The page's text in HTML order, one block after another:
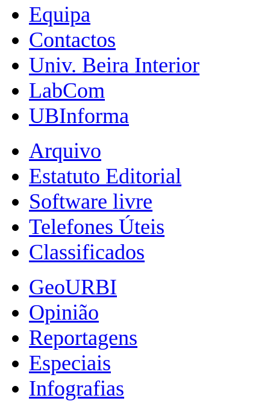
Equipa
Contactos
Univ. Beira Interior
LabCom
UBInforma
Arquivo
Estatuto Editorial
Software livre
Telefones Úteis
Classificados
GeoURBI
Opinião
Reportagens
Especiais
Infografias